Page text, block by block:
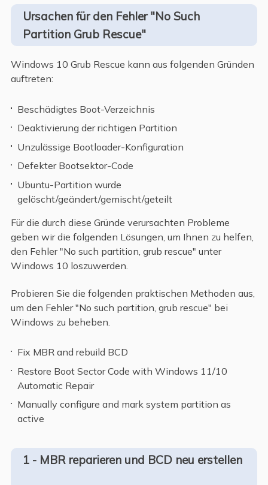
Ursachen für den Fehler "No Such
Partition Grub Rescue"
Windows 10 Grub Rescue kann aus folgenden Gründen
auftreten:
Beschädigtes Boot-Verzeichnis
Deaktivierung der richtigen Partition
Unzulässige Bootloader-Konfiguration
Defekter Bootsektor-Code
Ubuntu-Partition wurde
gelöscht/geändert/gemischt/geteilt
Für die durch diese Gründe verursachten Probleme
geben wir die folgenden Lösungen, um Ihnen zu helfen,
den Fehler "No such partition, grub rescue" unter
Windows 10 loszuwerden.
Probieren Sie die folgenden praktischen Methoden aus,
um den Fehler "No such partition, grub rescue" bei
Windows zu beheben.
Fix MBR and rebuild BCD
Restore Boot Sector Code with Windows 11/10
Automatic Repair
Manually configure and mark system partition as
active
1 - MBR reparieren und BCD neu erstellen